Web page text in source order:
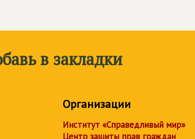
в закладки
Организации
Институт «Справедливый мир»
Центр защиты прав граждан